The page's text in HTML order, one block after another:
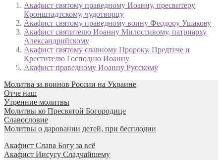
Акафист святому праведному Иоанну, пресвитеру
Кронштадтскому, чудотворцу
Акафист святому праведному воину Феодору Ушакову
Акафист святителю Иоанну Милостивому, патриарху
Александрийскому
Акафист святому славному Пророку, Предтече и
Крестителю Господню Иоанну
Акафист праведному Иоанну Русскому
Молитва за воинов России на Украине
Отче наш
Утренние молитвы
Молитвы ко Пресвятой Богородице
Славословие
Молитвы о даровании детей, при бесплодии
Акафист Слава Богу за всё
Акафист Иисусу Сладчайшему